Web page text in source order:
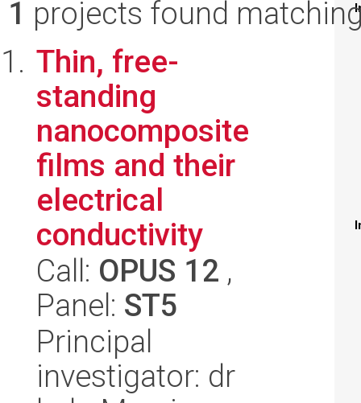
1 projects found
Thin, free-
standing
nanocomposite
films and their
electrical
conductivity
Call: OPUS 12 ,
Panel: ST5
Principal
investigator: dr